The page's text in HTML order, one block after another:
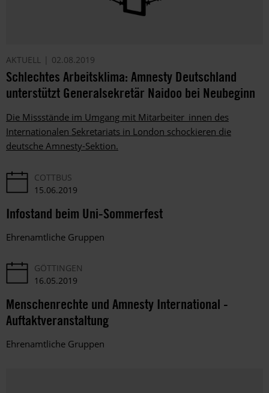
AKTUELL 02.08.2019
Schlechtes Arbeitsklima: Amnesty Deutschland
unterstützt Generalsekretär Naidoo bei Neubeginn
Die Missstände im Umgang mit Mitarbeiter_innen des
Internationalen Sekretariats in London schockieren die
deutsche Amnesty-Sektion.
COTTBUS
15.06.2019
Infostand beim Uni-Sommerfest
Ehrenamtliche Gruppen
GÖTTINGEN
16.05.2019
Menschenrechte und Amnesty International -
Auftaktveranstaltung
Ehrenamtliche Gruppen